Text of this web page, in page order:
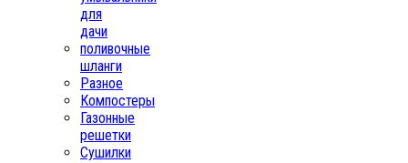
для
дачи
поливочные
шланги
Разное
Компостеры
Газонные
решетки
Сушилки